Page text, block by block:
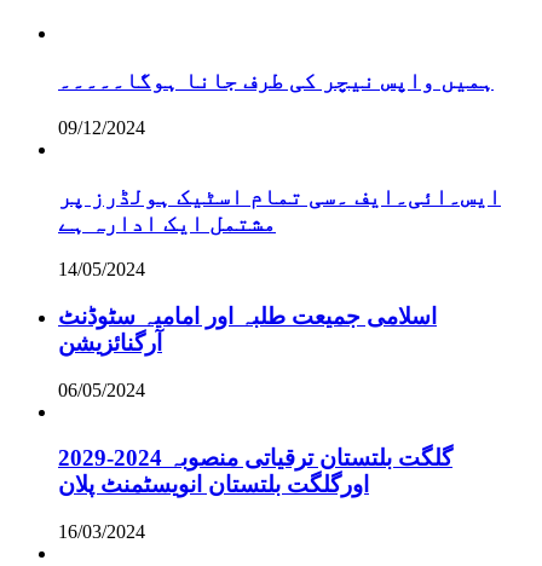
ہمیں واپس نیچر کی طرف جانا ہوگا۔۔۔۔۔
09/12/2024
ایس۔ائی۔ایف ۔سی تمام اسٹیک ہولڈرز پر
مشتمل ایک ادارہ ہے
14/05/2024
اسلامی جمیعت طلبہ اور امامیہ سٹوڈنٹ
آرگنائزیشن
06/05/2024
گلگت بلتستان ترقیاتی منصوبہ 2024-2029
اورگلگت بلتستان انویسٹمنٹ پلان
16/03/2024